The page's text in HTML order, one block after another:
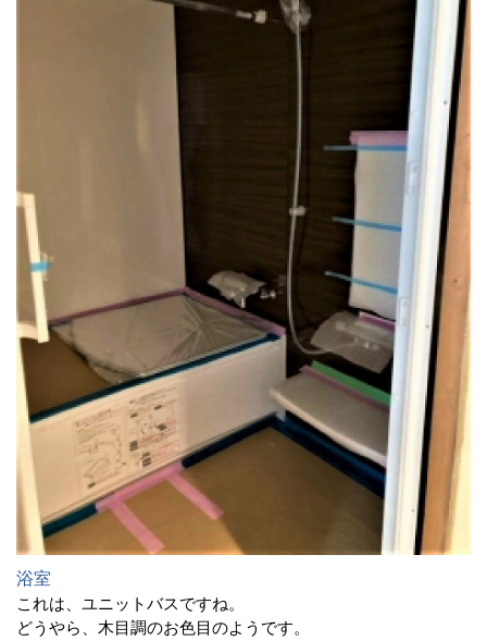
浴室
これは、ユニットバスですね。
どうやら、木目調のお色目のようです。